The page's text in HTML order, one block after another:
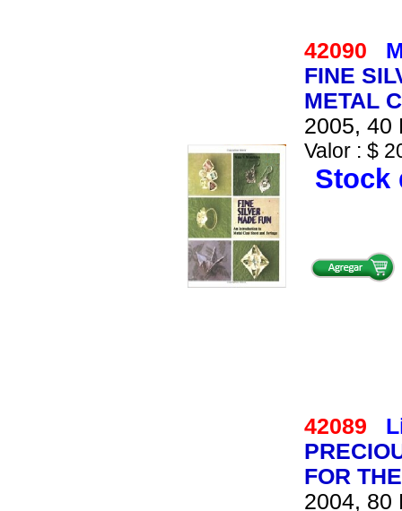
42090
FINE
METAL
2005, 40
Valor : $
Stock
42089
FOR
2004, 80